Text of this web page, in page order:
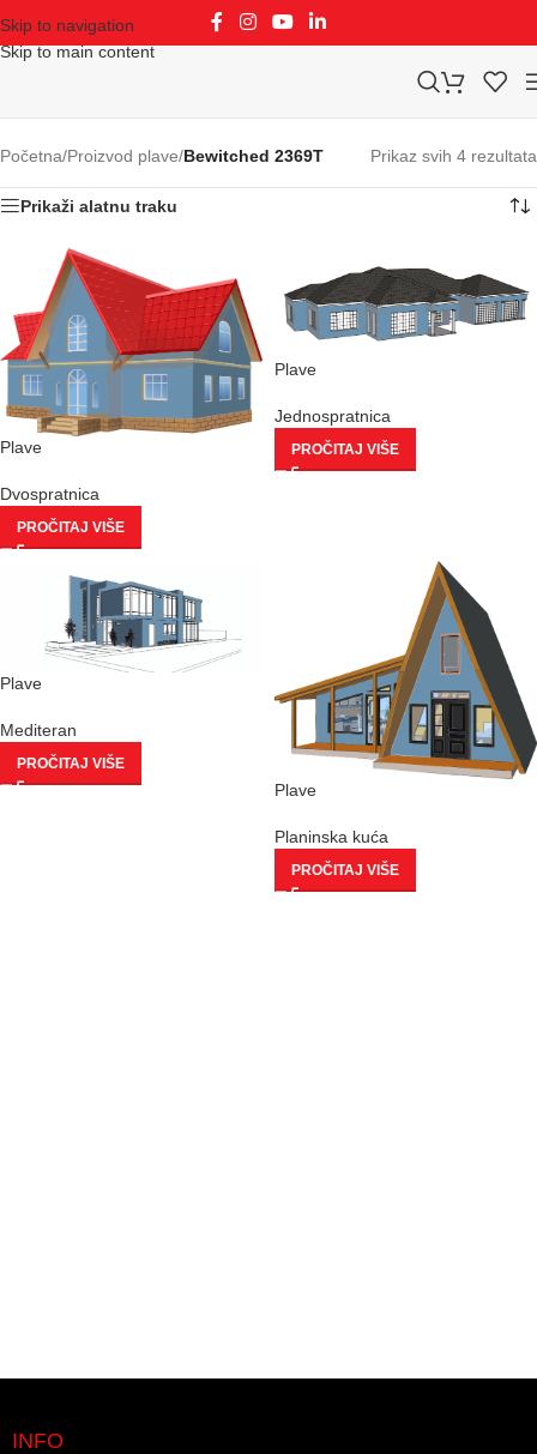
Skip to navigation
Skip to main content
Početna/Proizvod plave/Bewitched 2369T Prikaz svih 4 rezultata
Prikaži alatnu traku
Plave
Dvospratnica
PROČITAJ VIŠE
Plave
Jednospratnica
PROČITAJ VIŠE
Plave
Mediteran
PROČITAJ VIŠE
Plave
Planinska kuća
PROČITAJ VIŠE
INFO